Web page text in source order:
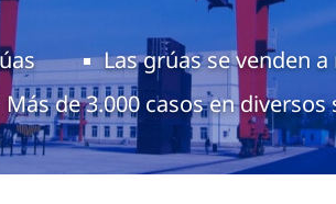
Las grúas se venden
Más de 3.000 casos en diversos